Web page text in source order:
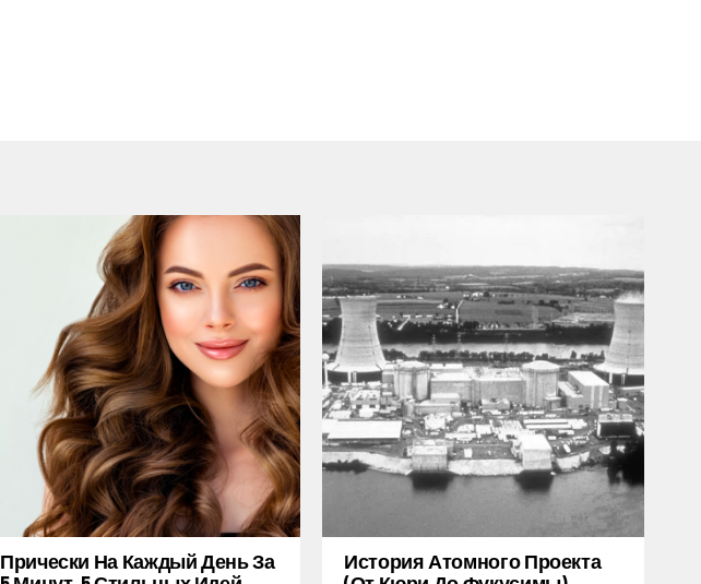
Прически На Каждый День За
История Атомного Проекта